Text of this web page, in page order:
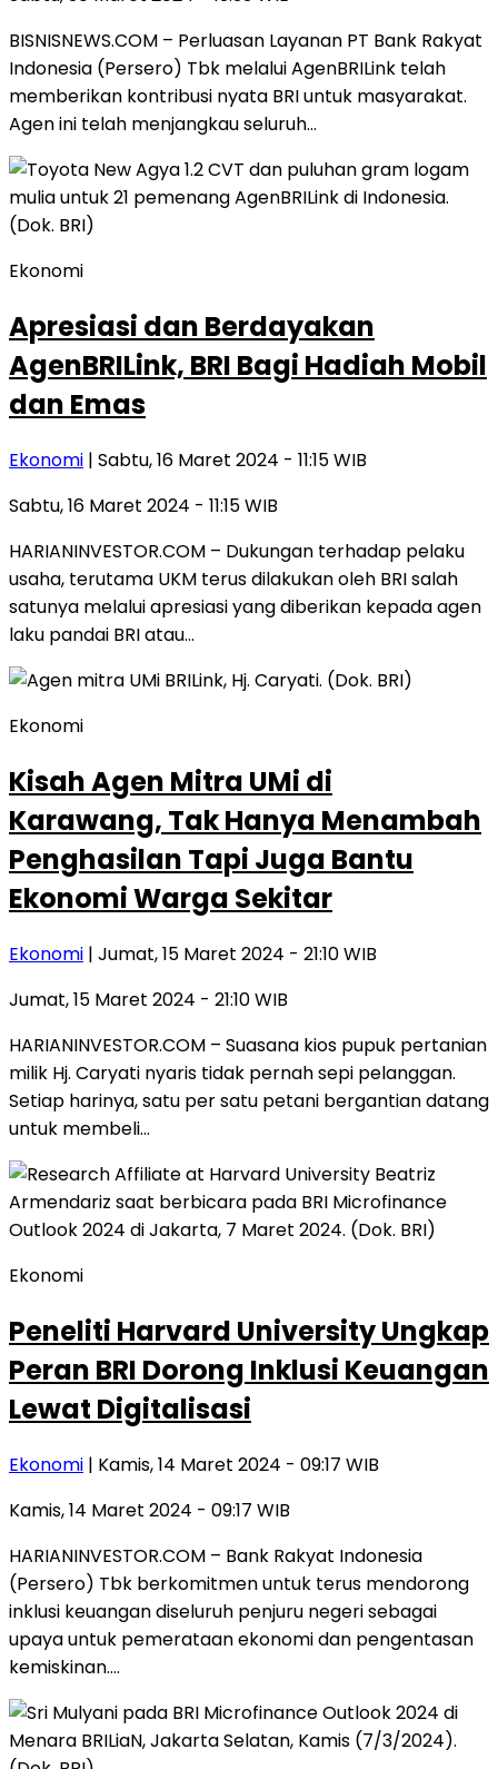
BISNISNEWS.COM – Perluasan Layanan PT Bank Rakyat
Indonesia (Persero) Tbk melalui AgenBRILink telah
memberikan kontribusi nyata BRI untuk masyarakat.
Agen ini telah menjangkau seluruh…
Ekonomi
Apresiasi dan Berdayakan
AgenBRILink, BRI Bagi Hadiah Mobil
dan Emas
Ekonomi | Sabtu, 16 Maret 2024 - 11:15 WIB
Sabtu, 16 Maret 2024 - 11:15 WIB
HARIANINVESTOR.COM – Dukungan terhadap pelaku
usaha, terutama UKM terus dilakukan oleh BRI salah
satunya melalui apresiasi yang diberikan kepada agen
laku pandai BRI atau…
Ekonomi
Kisah Agen Mitra UMi di
Karawang, Tak Hanya Menambah
Penghasilan Tapi Juga Bantu
Ekonomi Warga Sekitar
Ekonomi | Jumat, 15 Maret 2024 - 21:10 WIB
Jumat, 15 Maret 2024 - 21:10 WIB
HARIANINVESTOR.COM – Suasana kios pupuk pertanian
milik Hj. Caryati nyaris tidak pernah sepi pelanggan.
Setiap harinya, satu per satu petani bergantian datang
untuk membeli…
Ekonomi
Peneliti Harvard University Ungkap
Peran BRI Dorong Inklusi Keuangan
Lewat Digitalisasi
Ekonomi | Kamis, 14 Maret 2024 - 09:17 WIB
Kamis, 14 Maret 2024 - 09:17 WIB
HARIANINVESTOR.COM – Bank Rakyat Indonesia
(Persero) Tbk berkomitmen untuk terus mendorong
inklusi keuangan diseluruh penjuru negeri sebagai
upaya untuk pemerataan ekonomi dan pengentasan
kemiskinan….